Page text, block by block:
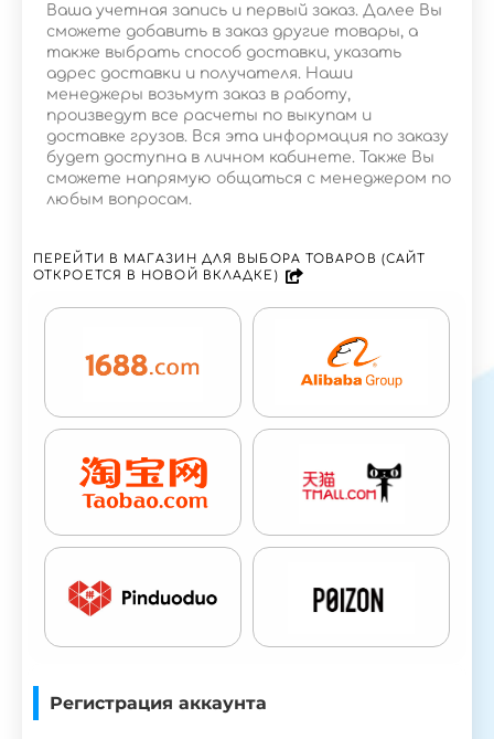
Ваша учетная запись и первый заказ. Далее Вы
сможете добавить в заказ другие товары, а
также выбрать способ доставки, указать
адрес доставки и получателя. Наши
менеджеры возьмут заказ в работу,
произведут все расчеты по выкупам и
доставке грузов. Вся эта информация по заказу
будет доступна в личном кабинете. Также Вы
сможете напрямую общаться с менеджером по
любым вопросам.
ПЕРЕЙТИ В МАГАЗИН ДЛЯ ВЫБОРА ТОВАРОВ (САЙТ
ОТКРОЕТСЯ В НОВОЙ ВКЛАДКЕ)
Регистрация аккаунта